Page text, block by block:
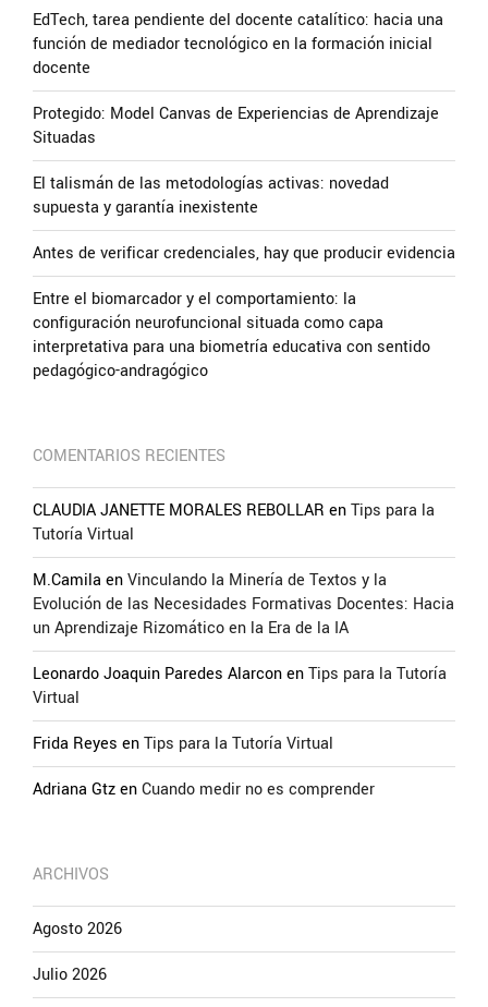
EdTech, tarea pendiente del docente catalítico: hacia una
función de mediador tecnológico en la formación inicial
docente
Protegido: Model Canvas de Experiencias de Aprendizaje
Situadas
El talismán de las metodologías activas: novedad
supuesta y garantía inexistente
Antes de verificar credenciales, hay que producir evidencia
Entre el biomarcador y el comportamiento: la
configuración neurofuncional situada como capa
interpretativa para una biometría educativa con sentido
pedagógico-andragógico
COMENTARIOS RECIENTES
CLAUDIA JANETTE MORALES REBOLLAR enTips para la
Tutoría Virtual
M.Camila enVinculando la Minería de Textos y la
Evolución de las Necesidades Formativas Docentes: Hacia
un Aprendizaje Rizomático en la Era de la IA
Leonardo Joaquin Paredes AlarconenTips para la Tutoría
Virtual
Frida Reyes enTips para la Tutoría Virtual
Adriana GtzenCuando medir no es comprender
ARCHIVOS
Agosto 2026
Julio 2026